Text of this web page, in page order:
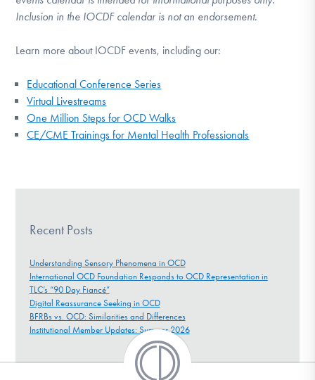
Inclusion in the IOCDF calendar is not an endorsement.
Learn more about IOCDF events, including our:
Educational Conference Series
Virtual Livestreams
One Million Steps for OCD Walks
CE/CME Trainings for Mental Health Professionals
Recent Posts
Understanding Sensory Phenomena in OCD
International OCD Foundation Responds to OCD Representation in
TLC’s “90 Day Fiancé”
Digital Reassurance Seeking in OCD
BFRBs vs. OCD: Similarities and Differences
Institutional Member Updates: Summer 2026